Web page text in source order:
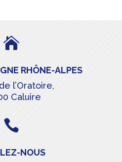

RHÔNE-ALPES
l’Oratoire,
Caluire

NOUS